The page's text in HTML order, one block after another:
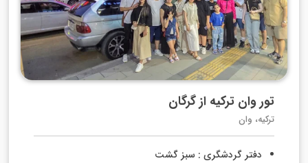
تور وان ترکیه از گرگان
ترکیه، وان
دفتر گردشگری : سبز گشت